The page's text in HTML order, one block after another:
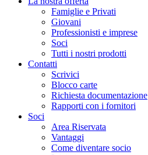
Famiglie e Privati
Giovani
Professionisti e imprese
Soci
Tutti i nostri prodotti
Contatti
Scrivici
Blocco carte
Richiesta documentazione
Rapporti con i fornitori
Soci
Area Riservata
Vantaggi
Come diventare socio